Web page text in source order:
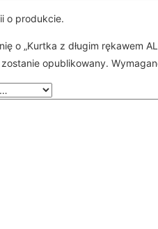
o produkcie.
o „Kurtka z długim rękawem
opublikowany.